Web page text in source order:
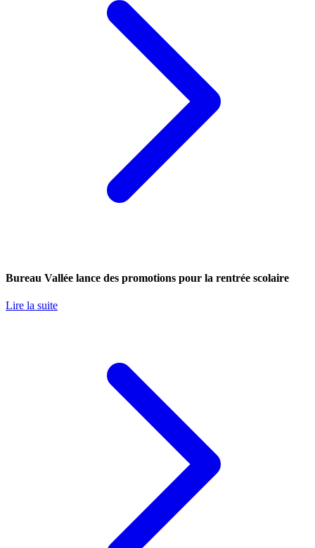
Bureau Vallée lance des promotions pour la rentrée scolaire
Lire la suite